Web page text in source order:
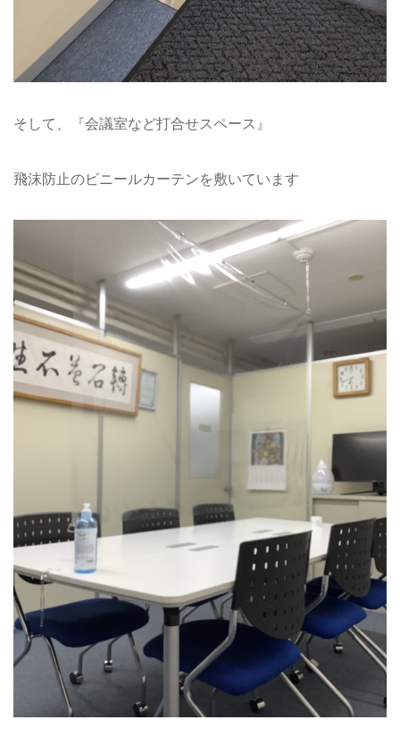
そして、『会議室など打合せスペース』
飛沫防止のビニールカーテンを敷いています